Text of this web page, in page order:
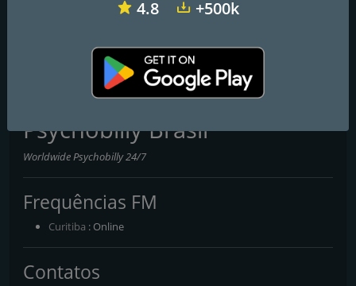
Rádio Itatiaia 1120 AM Ouro Preto
Psychobilly Brasil
Worldwide Psychobilly 24/7
Frequências FM
Curitiba : Online
Contatos
4.8 +500k